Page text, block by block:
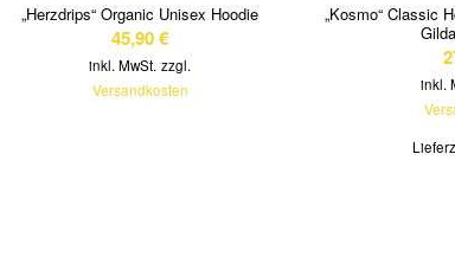
„Herzdrips“ Organic Unisex Hoodie
45,90€
inkl. MwSt. zzgl.
Versandkosten
„Kosmo“ Classic
inkl.